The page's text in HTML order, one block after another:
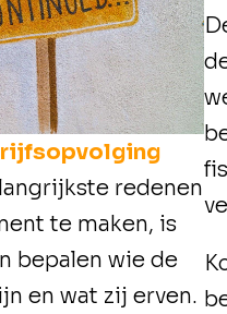
redenen
te maken, is
bepalen wie de
en wat zij erven.